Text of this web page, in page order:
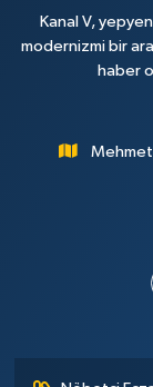
Kanal V,
modernizmi bir
haber